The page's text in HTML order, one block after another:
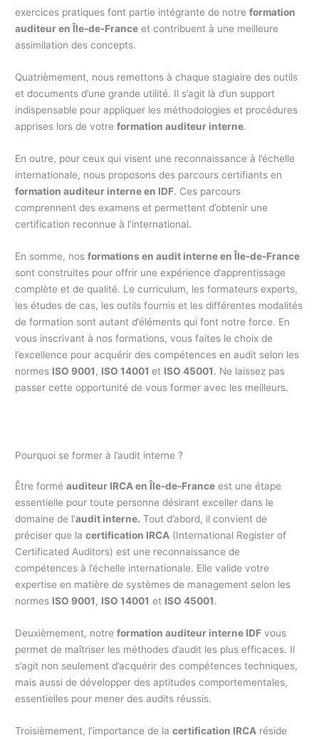
exercices pratiques font partie intégrante de notreformation
auditeur en Île-de-France et contribuent à une meilleure
assimilation des concepts.
Quatrièmement, nous remettons à chaque stagiaire des outils
et documents d’une grande utilité. Il s’agit là d’un support
indispensable pour appliquer les méthodologies et procédures
apprises lors de votreformation auditeur interne.
En outre, pour ceux qui visent une reconnaissance à l’échelle
internationale, nous proposons des parcours certifiants en
formation auditeur interne en IDF. Ces parcours
comprennent des examens et permettent d’obtenir une
certification reconnue à l’international.
En somme, nosformations en audit interne en Île-de-France
sont construites pour offrir une expérience d’apprentissage
complète et de qualité. Le curriculum, les formateurs experts,
les études de cas, les outils fournis et les différentes modalités
de formation sont autant d’éléments qui font notre force. En
vous inscrivant à nos formations, vous faites le choix de
l’excellence pour acquérir des compétences en audit selon les
normes ISO 9001 , ISO 14001et ISO 45001. Ne laissez pas
passer cette opportunité de vous former avec les meilleurs.
Pourquoi se former à l’audit interne ?
Être forméauditeur IRCA en Île-de-France est une étape
essentielle pour toute personne désirant exceller dans le
domaine de l’audit interne. Tout d’abord, il convient de
préciser que lacertification IRCA (International Register of
Certificated Auditors) est une reconnaissance de
compétences à l’échelle internationale. Elle valide votre
expertise en matière de systèmes de management selon les
normes ISO 9001 , ISO 14001 et ISO 45001.
Deuxièmement, notreformation auditeur interne IDF vous
permet de maîtriser les méthodes d’audit les plus efficaces. Il
s’agit non seulement d’acquérir des compétences techniques,
mais aussi de développer des aptitudes comportementales,
essentielles pour mener des audits réussis.
Troisièmement, l’importance de lacertification IRCA réside